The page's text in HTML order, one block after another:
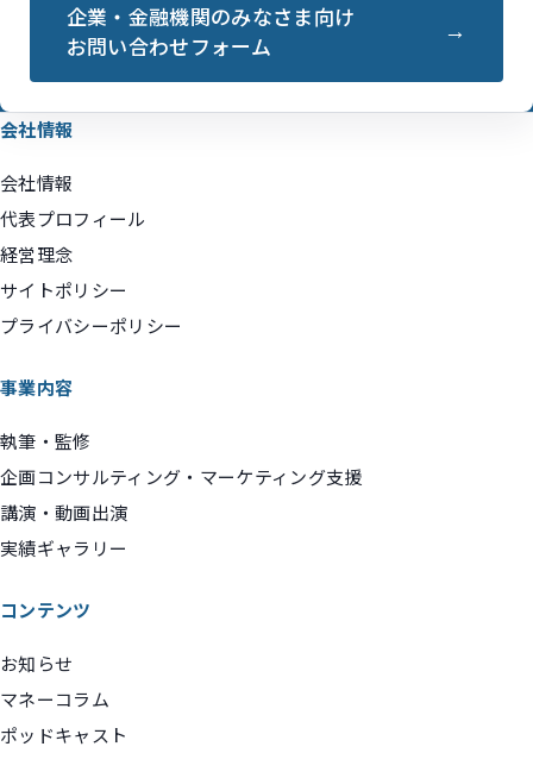
企業・金融機関のみなさま向け
お問い合わせフォーム
会社情報
会社情報
代表プロフィール
経営理念
サイトポリシー
プライバシーポリシー
事業内容
執筆・監修
企画コンサルティング・マーケティング支援
講演・動画出演
実績ギャラリー
コンテンツ
お知らせ
マネーコラム
ポッドキャスト